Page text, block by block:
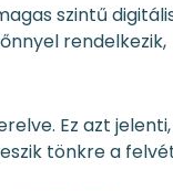
szintű
rendelkezik,
Ez azt
tönkre a